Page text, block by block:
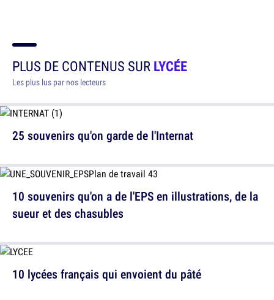
PLUS DE CONTENUS SURLYCÉE
Les plus lus par nos lecteurs
25 souvenirs qu'on garde de l'Internat
10 lycées français qui envoient du pâté
10 souvenirs qu'on a de l'EPS en illustrations, de la
sueur et des chasubles